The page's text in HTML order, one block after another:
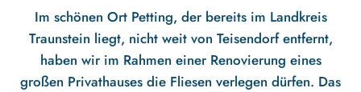
Im schönen Ort Petting, der bereits im Landkreis
Traunstein liegt, nicht weit von Teisendorfentfernt,
haben wir im Rahmen einer Renovierung eines
großen Privathauses die Fliesen verlegen dürfen. Das